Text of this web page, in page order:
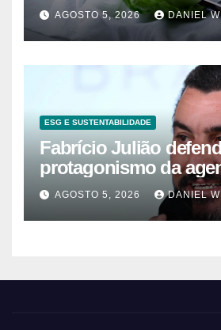
AGOSTO 5, 2026 DANIEL
ESG E SUSTENTABILIDADE
Fabrício Julião
protagonismo da
AGOSTO 5, 2026 DANIEL